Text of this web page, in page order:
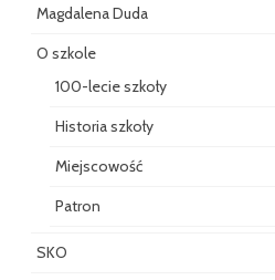
Magdalena Duda
O szkole
100-lecie szkoły
Historia szkoły
Miejscowość
Patron
SKO